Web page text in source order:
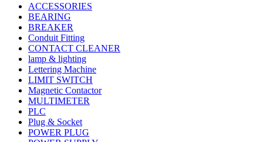
ACCESSORIES
BEARING
BREAKER
Conduit Fitting
CONTACT CLEANER
lamp & lighting
Lettering Machine
LIMIT SWITCH
Magnetic Contactor
MULTIMETER
PLC
Plug & Socket
POWER PLUG